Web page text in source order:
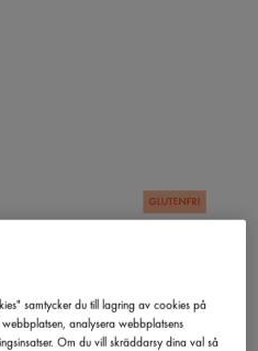
Ruta 20x75g
1,5kg
samtycker du till lagring av cookies på
analysera webbplatsens
Om du vill skräddarsy dina val så